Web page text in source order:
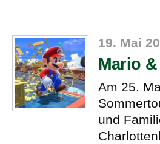
19. Mai
Mario
Am 25.
und